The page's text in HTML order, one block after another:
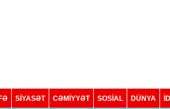
SİYASƏT CƏMİYYƏT SOSIAL DÜNYA